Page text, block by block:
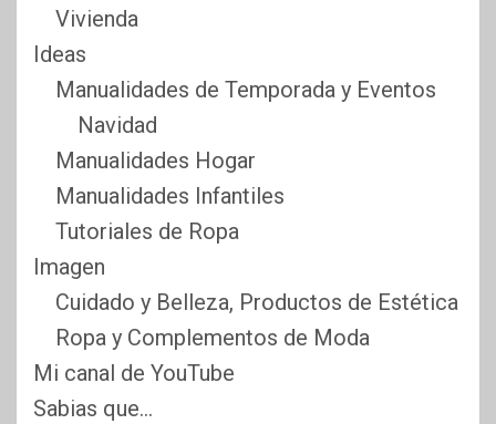
Vivienda
Ideas
Manualidades de Temporada y Eventos
Navidad
Manualidades Hogar
Manualidades Infantiles
Tutoriales de Ropa
Imagen
Cuidado y Belleza, Productos de Estética
Ropa y Complementos de Moda
Mi canal de YouTube
Sabias que…